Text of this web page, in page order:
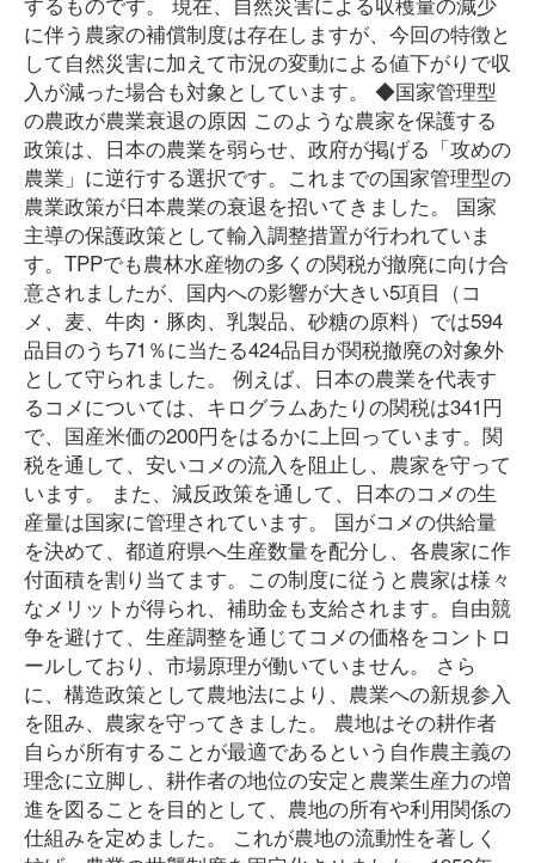
に伴う農家の補償制度は存在しますが、今回の特徴と
して自然災害に加えて市況の変動による値下がりで収
入が減った場合も対象としています。 ◆国家管理型
の農政が農業衰退の原因 このような農家を保護する
政策は、日本の農業を弱らせ、政府が掲げる「攻めの
農業」に逆行する選択です。これまでの国家管理型の
農業政策が日本農業の衰退を招いてきました。 国家
主導の保護政策として輸入調整措置が行われていま
す。TPPでも農林水産物の多くの関税が撤廃に向け合
意されましたが、国内への影響が大きい5項目（コ
メ、麦、牛肉・豚肉、乳製品、砂糖の原料）では594
品目のうち71％に当たる424品目が関税撤廃の対象外
として守られました。 例えば、日本の農業を代表す
るコメについては、キログラムあたりの関税は341円
で、国産米価の200円をはるかに上回っています。関
税を通して、安いコメの流入を阻止し、農家を守って
います。 また、減反政策を通して、日本のコメの生
産量は国家に管理されています。 国がコメの供給量
を決めて、都道府県へ生産数量を配分し、各農家に作
付面積を割り当てます。この制度に従うと農家は様々
なメリットが得られ、補助金も支給されます。自由競
争を避けて、生産調整を通じてコメの価格をコントロ
ールしており、市場原理が働いていません。 さら
に、構造政策として農地法により、農業への新規参入
を阻み、農家を守ってきました。 農地はその耕作者
自らが所有することが最適であるという自作農主義の
理念に立脚し、耕作者の地位の安定と農業生産力の増
進を図ることを目的として、農地の所有や利用関係の
仕組みを定めました。 これが農地の流動性を著しく